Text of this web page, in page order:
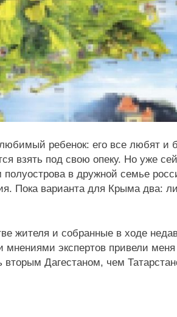
ребенок: его все любят и
взять под свою опеку. Но уже
в дружной семье
Пока варианта для Крыма два:
жителя и собранные в ходе
экспертов привели
Дагестаном, чем